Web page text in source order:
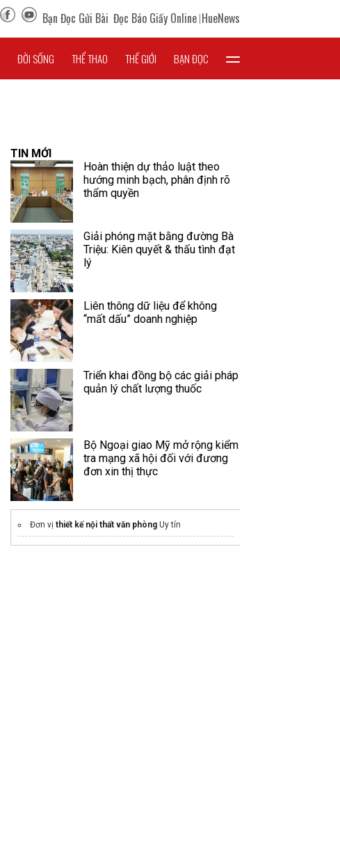
Bạn Đọc Gửi Bài Đọc Báo Giấy Online HueNews
ĐỜI SỐNG THỂ THAO THẾ GIỚI BẠN ĐỌC
TIN MỚI
Hoàn thiện dự thảo luật theo
hướng minh bạch, phân định rõ
thẩm quyền
Giải phóng mặt bằng đường Bà
Triệu: Kiên quyết & thấu tình đạt
lý
Liên thông dữ liệu để không
“mất dấu” doanh nghiệp
Triển khai đồng bộ các giải pháp
quản lý chất lượng thuốc
Bộ Ngoại giao Mỹ mở rộng kiểm
tra mạng xã hội đối với đương
đơn xin thị thực
Đơn vị thiết kế nội thất văn phòng Uy tín